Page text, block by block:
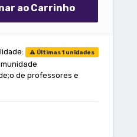
ao Carrinho
Últimas 1 unidades
de professores e